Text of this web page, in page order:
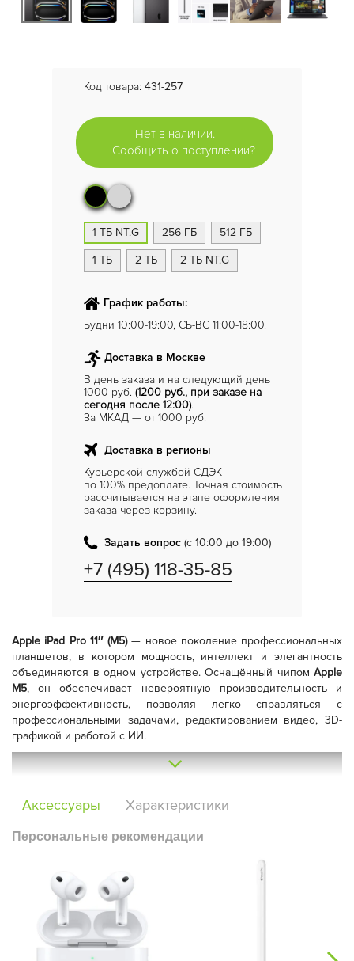
Код товара: 431-257
Нет в наличии.
Сообщить о поступлении?
1 ТБ NT.G 256 ГБ 512 ГБ
1 ТБ 2 ТБ 2 ТБ NT.G
График работы:
Будни 10:00-19:00, СБ-ВС 11:00-18:00.
Доставка в Москве
В день заказа и на следующий день
1000 руб. (1200 руб., при заказе на
сегодня после 12:00).
За МКАД — от 1000 руб.
Доставка в регионы
Курьерской службой СДЭК
по 100% предоплате. Точная стоимость
рассчитывается на этапе оформления
заказа через корзину.
Задать вопрос (с 10:00 до 19:00)
+7 (495) 118-35-85
Apple iPad Pro 11″ (M5)— новое поколение профессиональных
планшетов, в котором мощность, интеллект и элегантность
объединяются в одном устройстве. Оснащённый чипом Apple
M5, он обеспечивает невероятную производительность и
энергоэффективность, позволяя легко справляться с
профессиональными задачами, редактированием видео, 3D-
графикой и работой с ИИ.
ДисплейUltra Retina XDR
Аксессуары Характеристики
Персональные рекомендации